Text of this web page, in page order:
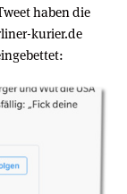
haben die
kurier.de